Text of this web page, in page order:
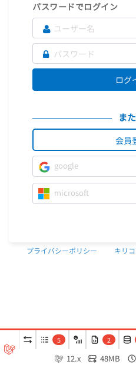
パスワードでログイン
ログ
ま
会員
google
microsoft
プライバシーポリシー キリ
Copyright(C)
5 2
48MB
12.x